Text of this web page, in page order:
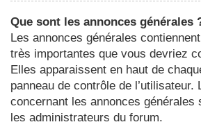
Que sont les annonces générales
Les annonces générales
très importantes que vous devriez
Elles apparaissent en haut de
panneau de contrôle de l’utilisateur.
concernant les annonces générales
les administrateurs du forum.